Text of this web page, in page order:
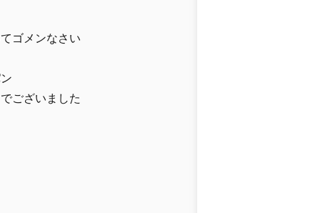
ゴメンなさい
ございました